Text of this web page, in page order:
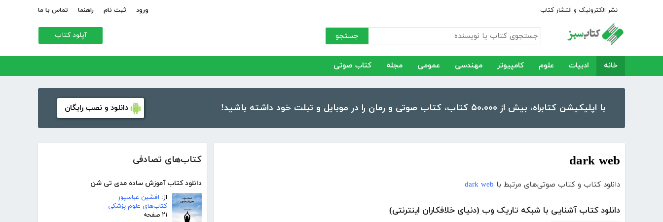
نشر الکترونیک و انتشار کتاب ورود ثبت نام راهنما تماس با ما
جستجو آپلود کتاب
خانه ادبیات علوم کامپیوتر مهندسی عمومی مجله کتاب صوتی
با اپلیکیشن کتابراه، بیش از ۵۰،۰۰۰ کتاب، کتاب صوتی و رمان را در موبایل و تبلت خود داشته باشید! دانلود و نصب رایگان
کتاب‌های تصادفی
دانلود کتاب آموزش ساده مدی تی شن
از: افشین عباسپور
کتاب‌های علوم پزشکی
۲۱ صفحه
dark web
دانلود کتاب و کتاب صوتی‌های مرتبط با dark web
دانلود کتاب آشنایی با شبکه تاریک وب (دنیای خلافکاران اینترنتی)